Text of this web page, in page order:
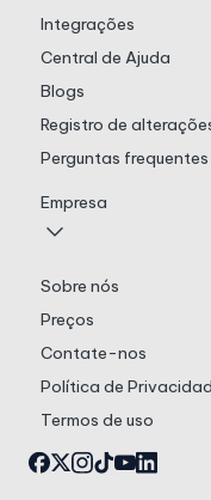
Integrações
Central de Ajuda
Blogs
Registro de
Perguntas frequentes
Empresa
Sobre nós
Preços
Contate-nos
Política de
Termos de uso